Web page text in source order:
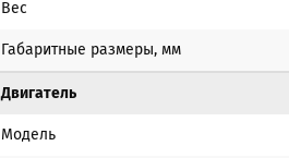
Вес
Габаритные размеры, мм
Двигатель
Модель